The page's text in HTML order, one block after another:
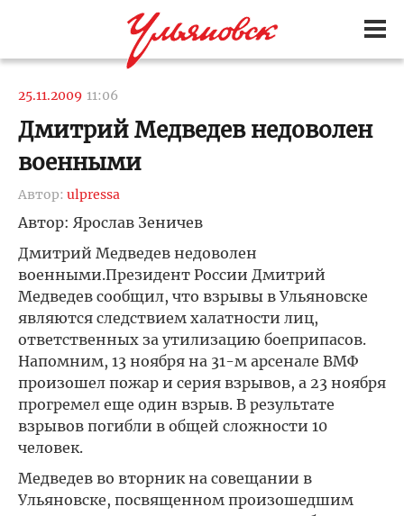
25.11.2009 11:06
Дмитрий Медведев недоволен
военными
Автор: ulpressa
Автор: Ярослав Зеничев
Дмитрий Медведев недоволен
военными.Президент России Дмитрий
Медведев сообщил, что взрывы в Ульяновске
являются следствием халатности лиц,
ответственных за утилизацию боеприпасов.
Напомним, 13 ноября на 31-м арсенале ВМФ
произошел пожар и серия взрывов, а 23 ноября
прогремел еще один взрыв. В результате
взрывов погибли в общей сложности 10
человек.
Медведев во вторник на совещании в
Ульяновске, посвященном произошедшим